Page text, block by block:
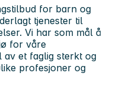
for barn og
tjenester til
Vi har som mål å
for våre
av et faglig sterkt og
profesjoner og